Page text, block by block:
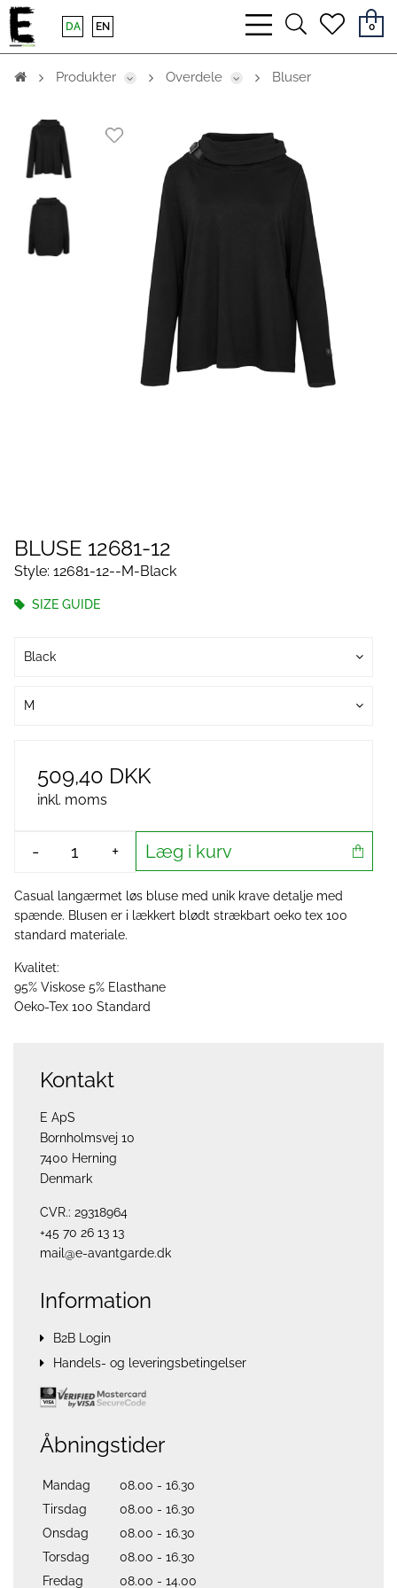
bars
light
searchheart
0
DA EN
Produkter Overdele Bluser
BLUSE 12681-12
Style: 12681-12--M-Black
SIZE GUIDE
Black
M
509,40 DKK
inkl. moms
- + Læg i kurv
Casual langærmet løs bluse med unik krave detalje med
spænde. Blusen er i lækkert blødt strækbart oeko tex 100
standard materiale.
Kvalitet:
95% Viskose 5% Elasthane
Oeko-Tex 100 Standard
Kontakt
E ApS
Bornholmsvej 10
7400 Herning
Denmark
CVR.: 29318964
+45 70 26 13 13
mail@e-avantgarde.dk
Information
B2B Login
Handels- og leveringsbetingelser
Åbningstider
Mandag
08.00 - 16.30
Tirsdag
08.00 - 16.30
Onsdag
08.00 - 16.30
Torsdag
08.00 - 16.30
Fredag
08.00 - 14.00